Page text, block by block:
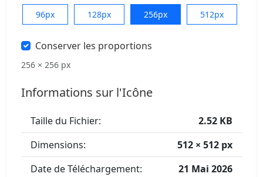
96px 128px 256px 512px
Conserver les proportions
256 × 256 px
Informations sur l'Icône
Taille du Fichier:
2.52 KB
Dimensions:
512 × 512 px
Date de Téléchargement:
21 Mai 2026